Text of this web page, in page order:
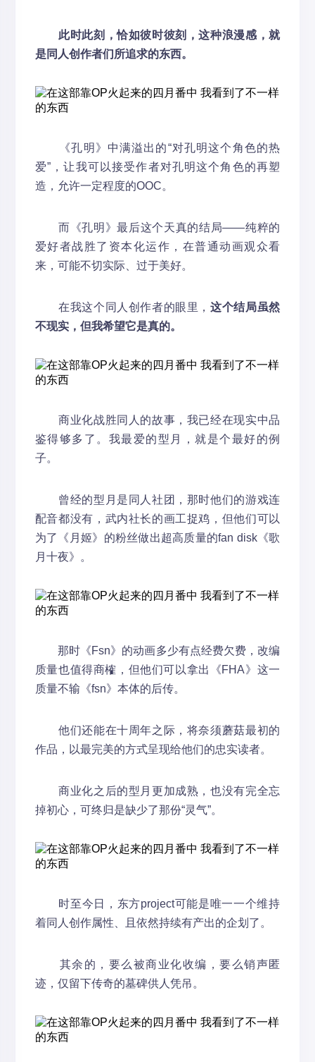
此时此刻，恰如彼时彼刻，这种浪漫感，就
是同人创作者们所追求的东西。
《孔明》中满溢出的“对孔明这个角色的热
爱”，让我可以接受作者对孔明这个角色的再塑
造，允许一定程度的OOC。
而《孔明》最后这个天真的结局——纯粹的
爱好者战胜了资本化运作，在普通动画观众看
来，可能不切实际、过于美好。
在我这个同人创作者的眼里，这个结局虽然
不现实，但我希望它是真的。
商业化战胜同人的故事，我已经在现实中品
鉴得够多了。我最爱的型月，就是个最好的例
子。
曾经的型月是同人社团，那时他们的游戏连
配音都没有，武内社长的画工捉鸡，但他们可以
为了《月姬》的粉丝做出超高质量的fan disk《歌
月十夜》。
那时《Fsn》的动画多少有点经费欠费，改编
质量也值得商榷，但他们可以拿出《FHA》这一
质量不输《fsn》本体的后传。
他们还能在十周年之际，将奈须蘑菇最初的
作品，以最完美的方式呈现给他们的忠实读者。
商业化之后的型月更加成熟，也没有完全忘
掉初心，可终归是缺少了那份“灵气”。
时至今日，东方project可能是唯一一个维持
着同人创作属性、且依然持续有产出的企划了。
其余的，要么被商业化收编，要么销声匿
迹，仅留下传奇的墓碑供人凭吊。